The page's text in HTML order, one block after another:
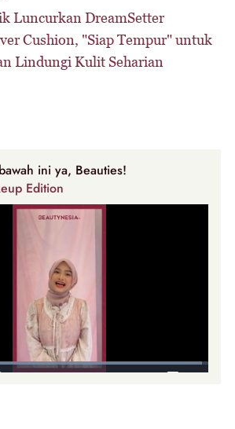
Luncurkan DreamSetter
Cushion, "Siap Tempur" untuk
Lindungi Kulit Seharian
ini ya, Beauties!
Edition